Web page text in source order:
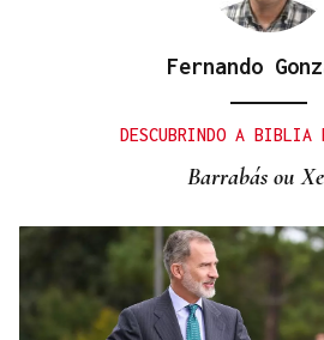
Fernando
DESCUBRINDO A BIBLIA
Barrabás ou